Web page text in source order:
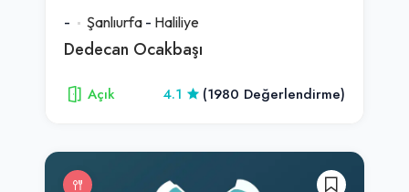
- Şanlıurfa - Haliliye
Dedecan Ocakbaşı
Açık 4.1 (1980 Değerlendirme)